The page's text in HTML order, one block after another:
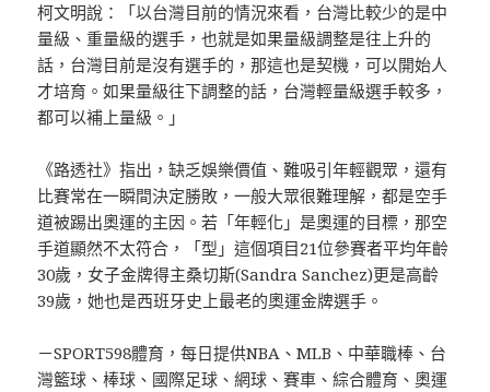
柯文明說：「以台灣目前的情況來看，台灣比較少的是中
量級、重量級的選手，也就是如果量級調整是往上升的
話，台灣目前是沒有選手的，那這也是契機，可以開始人
才培育。如果量級往下調整的話，台灣輕量級選手較多，
都可以補上量級。」
《路透社》指出，缺乏娛樂價值、難吸引年輕觀眾，還有
比賽常在一瞬間決定勝敗，一般大眾很難理解，都是空手
道被踢出奧運的主因。若「年輕化」是奧運的目標，那空
手道顯然不太符合，「型」這個項目21位參賽者平均年齡
30歲，女子金牌得主桑切斯(Sandra Sanchez)更是高齡
39歲，她也是西班牙史上最老的奧運金牌選手。
－SPORT598體育，每日提供NBA、MLB、中華職棒、台
灣籃球、棒球、國際足球、網球、賽車、綜合體育、奧運